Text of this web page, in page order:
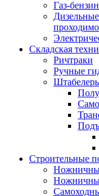
Газ-
Складская
Ричтраки
Ручные
Строительные